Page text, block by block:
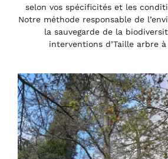
selon vos spécificités et les
Notre méthode responsable de
la sauvegarde de la
interventions d’Taille arbre